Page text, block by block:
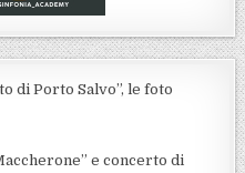
di Porto Salvo”, le foto
e concerto di